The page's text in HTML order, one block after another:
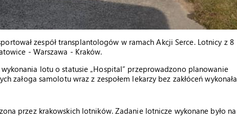
zespół transplantologów w ramach Akcji Serce. Lotnicy z 8
- Warszawa - Kraków.
lotu o statusie „Hospital” przeprowadzono planowanie
załoga samolotu wraz z zespołem lekarzy bez zakłóceń wykonała
przez krakowskich lotników. Zadanie lotnicze wykonane było na